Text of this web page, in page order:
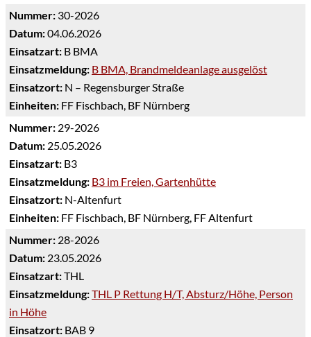
Nummer: 30-2026
Datum:04.06.2026
Einsatzart: B BMA
Einsatzmeldung: B BMA, Brandmeldeanlage ausgelöst
Einsatzort: N – Regensburger Straße
Einheiten: FF Fischbach, BF Nürnberg
Nummer: 29-2026
Datum: 25.05.2026
Einsatzart: B3
Einsatzmeldung: B3 im Freien, Gartenhütte
Einsatzort: N-Altenfurt
Einheiten: FF Fischbach, BF Nürnberg, FF Altenfurt
Nummer: 28-2026
Datum: 23.05.2026
Einsatzart:THL
Einsatzmeldung:THL P Rettung H/T, Absturz/Höhe, Person
in Höhe
Einsatzort: BAB 9